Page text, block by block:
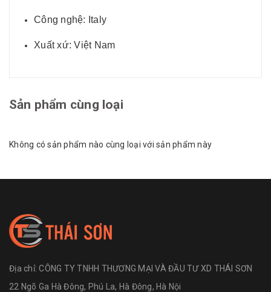
Công nghệ: Italy
Xuất xứ: Việt Nam
Sản phẩm cùng loại
Không có sản phẩm nào cùng loại với sản phẩm này
Địa chỉ:CÔNG TY TNHH THƯƠNG MẠI VÀ ĐẦU TƯ XD THÁI SƠN
22 Ngõ Ga Hà Đông, Phú La, Hà Đông, Hà Nội